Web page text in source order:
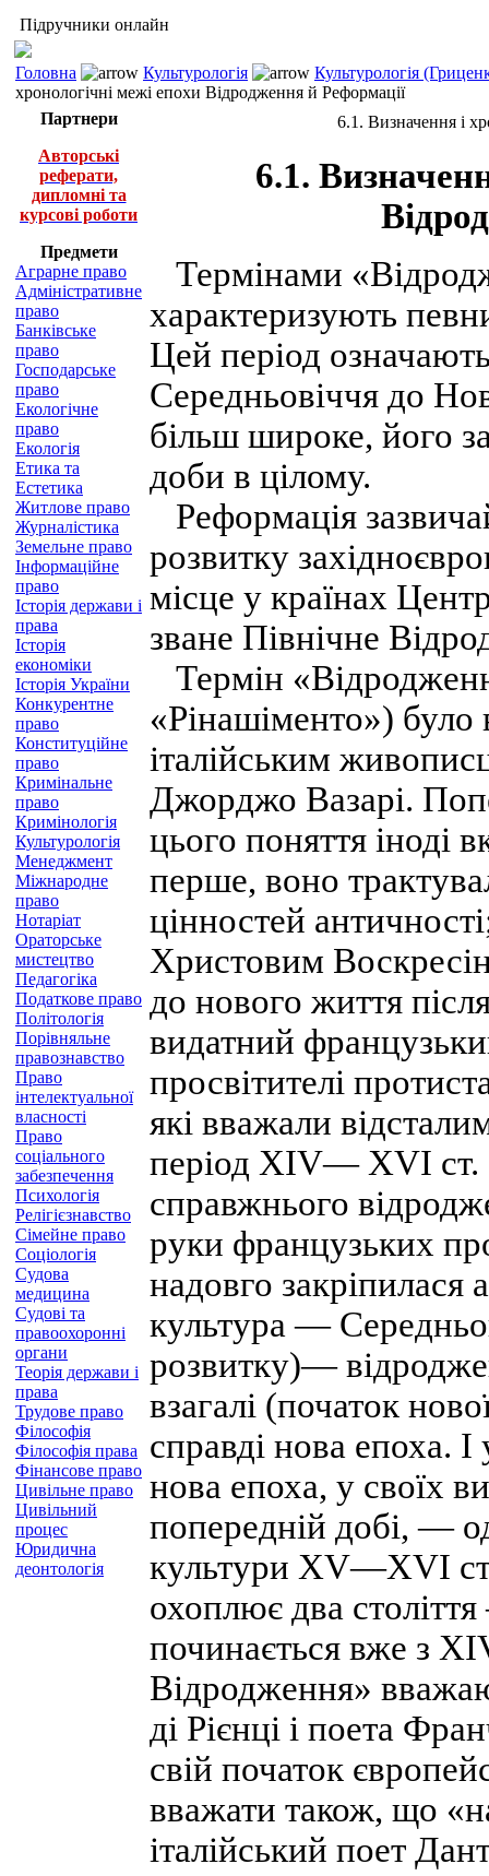
Підручники онлайн
Головна Культурологія
Культурологія
хронологічні межі епохи Відродження й Реформації
Партнери
Авторські
реферати,
дипломні та
курсові роботи
Предмети
Аграрне право
Адміністративне
право
Банківське
право
Господарське
право
Екологічне
право
Екологія
Етика та
Естетика
Житлове право
Журналістика
Земельне право
Інформаційне
право
Історія держави і
права
Історія
економіки
Історія України
Конкурентне
право
Конституційне
право
Кримінальне
право
Кримінологія
Культурологія
Менеджмент
Міжнародне
право
Нотаріат
Ораторське
мистецтво
Педагогіка
Податкове право
Політологія
Порівняльне
правознавство
Право
інтелектуальної
власності
Право
соціального
забезпечення
Психологія
Релігієзнавство
Сімейне право
Соціологія
Судова
медицина
Судові та
правоохоронні
органи
Теорія держави і
права
Трудове право
Філософія
Філософія права
Фінансове право
Цивільне право
Цивільний
процес
Юридична
деонтологія
6.1. Визначення і
6.1.
Термінами
характеризують
Цей період
Середньовіччя до
більш широке, його
доби в цілому.
Реформація
розвитку
місце у країнах
зване Північне
Термін
«Рінашіменто»)
італійським
Джорджо Вазарі.
цього поняття іноді
перше, воно
цінностей
Христовим
до нового життя
видатний
просвітителі
які вважали
період XIV— XVI ст.
справжнього
руки французьких
надовго закріпилася
культура —
розвитку)—
взагалі (початок
справді нова епоха.
нова епоха, у своїх
попередній добі, —
культури XV—XVI
охоплює два
починається вже з
Відродження»
ді Рієнці і поета
свій початок
вважати також, що
італійський поет